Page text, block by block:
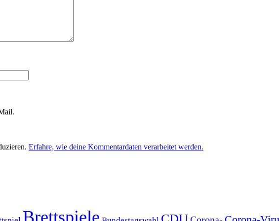
Erfahre, wie deine Kommentardaten verarbeitet werden.